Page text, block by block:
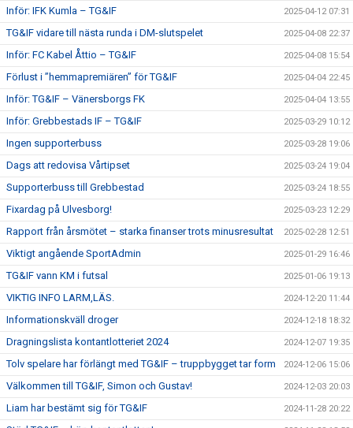
Inför: IFK Kumla – TG&IF 2025-04-12 07:31
TG&IF vidare till nästa runda i DM-slutspelet 2025-04-08 22:37
Inför: FC Kabel Åttio – TG&IF 2025-04-08 15:54
Förlust i ”hemmapremiären” för TG&IF 2025-04-04 22:45
Inför: TG&IF – Vänersborgs FK 2025-04-04 13:55
Inför: Grebbestads IF – TG&IF 2025-03-29 10:12
Ingen supporterbuss 2025-03-28 19:06
Dags att redovisa Vårtipset 2025-03-24 19:04
Supporterbuss till Grebbestad 2025-03-24 18:55
Fixardag på Ulvesborg! 2025-03-23 12:29
Rapport från årsmötet – starka finanser trots minusresultat 2025-02-28 12:51
Viktigt angående SportAdmin 2025-01-29 16:46
TG&IF vann KM i futsal 2025-01-06 19:13
VIKTIG INFO LARM,LÄS. 2024-12-20 11:44
Informationskväll droger 2024-12-18 18:32
Dragningslista kontantlotteriet 2024 2024-12-07 19:35
Tolv spelare har förlängt med TG&IF – truppbygget tar form 2024-12-06 15:06
Välkommen till TG&IF, Simon och Gustav! 2024-12-03 20:03
Liam har bestämt sig för TG&IF 2024-11-28 20:22